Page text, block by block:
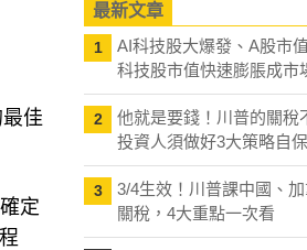
佳
定
最新文章
1
AI科技股大爆發、A股市
科技股市值快速膨脹成市
2
他就是要錢！川普的關稅
投資人須做好3大策略自保
3
3/4生效！川普課中國、
關稅，4大重點一次看